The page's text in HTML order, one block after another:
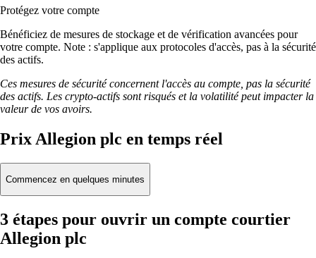
Protégez votre compte
Bénéficiez de mesures de stockage et de vérification avancées pour
votre compte. Note : s'applique aux protocoles d'accès, pas à la sécurité
des actifs.
Ces mesures de sécurité concernent l'accès au compte, pas la sécurité
des actifs. Les crypto-actifs sont risqués et la volatilité peut impacter la
valeur de vos avoirs.
Prix Allegion plc en temps réel
Commencez en quelques minutes
3 étapes pour ouvrir un compte courtier
Allegion plc